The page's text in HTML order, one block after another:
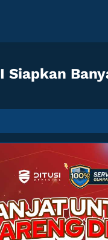
Siapkan